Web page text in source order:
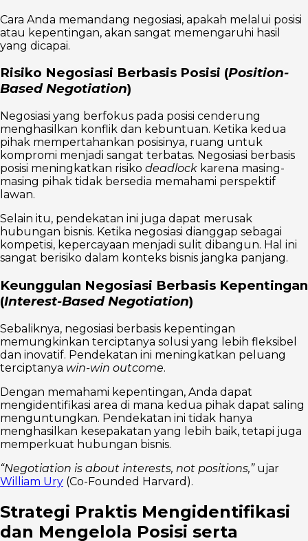
Cara Anda memandang negosiasi, apakah melalui posisi
atau kepentingan, akan sangat memengaruhi hasil
yang dicapai.
Risiko Negosiasi Berbasis Posisi (Position-
Based Negotiation)
Negosiasi yang berfokus pada posisi cenderung
menghasilkan konflik dan kebuntuan. Ketika kedua
pihak mempertahankan posisinya, ruang untuk
kompromi menjadi sangat terbatas. Negosiasi berbasis
posisi meningkatkan risiko deadlock karena masing-
masing pihak tidak bersedia memahami perspektif
lawan.
Selain itu, pendekatan ini juga dapat merusak
hubungan bisnis. Ketika negosiasi dianggap sebagai
kompetisi, kepercayaan menjadi sulit dibangun. Hal ini
sangat berisiko dalam konteks bisnis jangka panjang.
Keunggulan Negosiasi Berbasis Kepentingan
(Interest-Based Negotiation)
Sebaliknya, negosiasi berbasis kepentingan
memungkinkan terciptanya solusi yang lebih fleksibel
dan inovatif. Pendekatan ini meningkatkan peluang
terciptanya win-win outcome.
Dengan memahami kepentingan, Anda dapat
mengidentifikasi area di mana kedua pihak dapat saling
menguntungkan. Pendekatan ini tidak hanya
menghasilkan kesepakatan yang lebih baik, tetapi juga
memperkuat hubungan bisnis.
“Negotiation is about interests, not positions,”ujar
William Ury (Co-Founded Harvard).
Strategi Praktis Mengidentifikasi
dan Mengelola Posisi serta